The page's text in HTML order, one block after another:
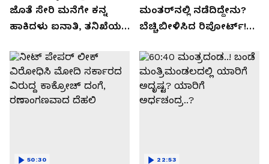
ಜೊತೆ ಸೇರಿ ಮನೆಗೇ ಕನ್ನ
ಹಾಕಿದಳು ಐನಾತಿ, ತನಿಖೆಯಲ್ಲಿ
ಮಂತರ್‌ನಲ್ಲಿ ನಡೆದಿದ್ದೇನು?
ಬೆಚ್ಚಿಬೀಳಿಸಿದ ರಿಪೋರ್ಟ್!
ಸೀಕ್ರೆಟ್?
50:30 22:53